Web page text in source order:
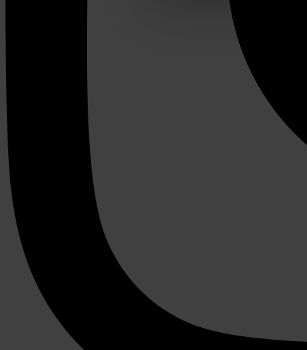
websiteverkeer te
media, adverteren en
verstrekt of die ze hebben